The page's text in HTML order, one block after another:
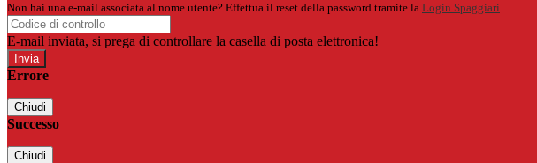
Non hai una e-mail associata al nome utente? Effettua il reset della password tramite la Login Spaggiari
E-mail inviata, si prega di controllare la casella di posta elettronica!
Errore
Chiudi
Successo
Chiudi